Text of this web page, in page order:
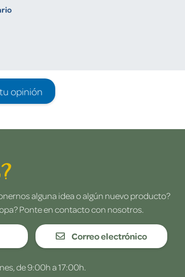
opinión
alguna idea o algún nuevo producto?
Ponte en contacto con nosotros.
Correo electrónico
de 9:00h a 17:00h.